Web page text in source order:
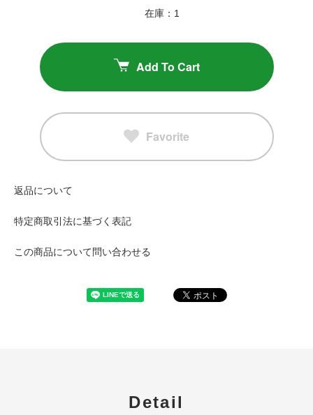
在庫：1
Add To Cart
Favorite
返品について
特定商取引法に基づく表記
この商品について問い合わせる
Detail